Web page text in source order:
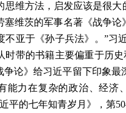
思维方法，启发应该是很
塞维茨的军事名著《战争
不亚于《孙子兵法》。”习
时带的书籍主要偏重于历
争论》给习近平留下印象最
能力在复杂的政治、经济
平的七年知青岁月》，第